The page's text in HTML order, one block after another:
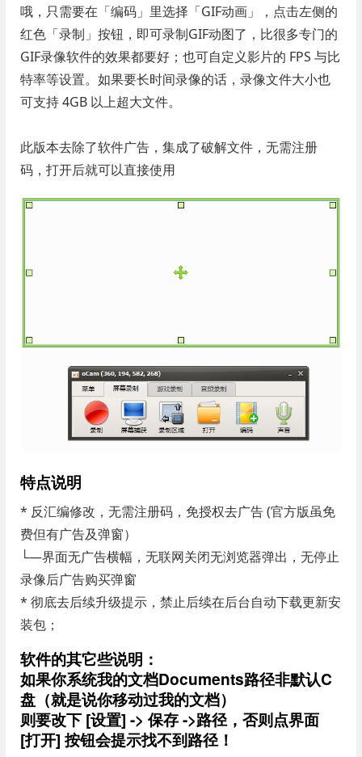
哦，只需要在「编码」里选择「GIF动画」，点击左侧的
红色「录制」按钮，即可录制GIF动图了，比很多专门的
GIF录像软件的效果都要好；也可自定义影片的 FPS 与比
特率等设置。如果要长时间录像的话，录像文件大小也
可支持 4GB 以上超大文件。
此版本去除了软件广告，集成了破解文件，无需注册
码，打开后就可以直接使用
特点说明
* 反汇编修改，无需注册码，免授权去广告 (官方版虽免
费但有广告及弹窗）
└—界面无广告横幅，无联网关闭无浏览器弹出，无停止
录像后广告购买弹窗
* 彻底去后续升级提示，禁止后续在后台自动下载更新安
装包；
软件的其它些说明：
如果你系统我的文档Documents路径非默认C
盘（就是说你移动过我的文档）
则要改下 [设置] -> 保存 ->路径，否则点界面
[打开] 按钮会提示找不到路径！